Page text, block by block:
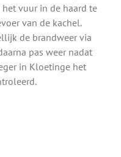
vuur in de haard te
van de kachel.
de brandweer via
pas weer nadat
in Kloetinge het